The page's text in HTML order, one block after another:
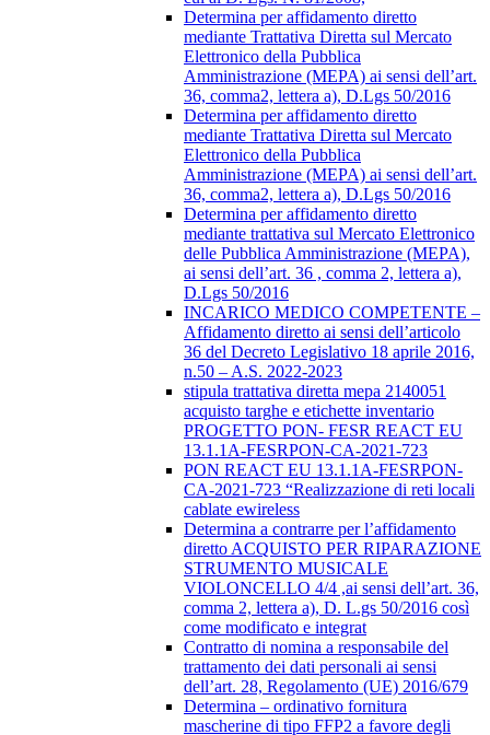
Determina per affidamento diretto
mediante Trattativa Diretta sul Mercato
Elettronico della Pubblica
Amministrazione (MEPA) ai sensi dell’art.
36, comma2, lettera a), D.Lgs 50/2016
Determina per affidamento diretto
mediante Trattativa Diretta sul Mercato
Elettronico della Pubblica
Amministrazione (MEPA) ai sensi dell’art.
36, comma2, lettera a), D.Lgs 50/2016
Determina per affidamento diretto
mediante trattativa sul Mercato Elettronico
delle Pubblica Amministrazione (MEPA),
ai sensi dell’art. 36 , comma 2, lettera a),
D.Lgs 50/2016
INCARICO MEDICO COMPETENTE –
Affidamento diretto ai sensi dell’articolo
36 del Decreto Legislativo 18 aprile 2016,
n.50 – A.S. 2022-2023
stipula trattativa diretta mepa 2140051
acquisto targhe e etichette inventario
PROGETTO PON- FESR REACT EU
13.1.1A-FESRPON-CA-2021-723
PON REACT EU 13.1.1A-FESRPON-
CA-2021-723 “Realizzazione di reti locali
cablate ewireless
Determina a contrarre per l’affidamento
diretto ACQUISTO PER RIPARAZIONE
STRUMENTO MUSICALE
VIOLONCELLO 4/4 ,ai sensi dell’art. 36,
comma 2, lettera a), D. L.gs 50/2016 così
come modificato e integrat
Contratto di nomina a responsabile del
trattamento dei dati personali ai sensi
dell’art. 28, Regolamento (UE) 2016/679
Determina – ordinativo fornitura
mascherine di tipo FFP2 a favore degli